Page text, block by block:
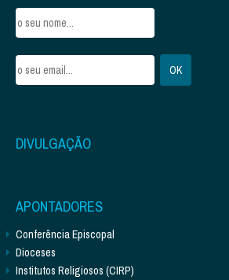
DIVULGAÇÃO
APONTADORES
Conferência Episcopal
Dioceses
Institutos Religiosos (CIRP)